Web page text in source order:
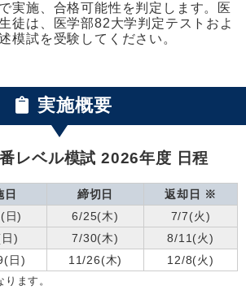
実施、合格可能性を判定します。医
徒は、医学部82大学判定テストおよ
模試を受験してください。
実施概要
レベル模試 2026年度 日程
日 締切日
返却日 ※
日) 6/25(木)
7/7(火)
) 7/30(木)
8/11(火)
日) 11/26(木) 12/8(火)
ます。